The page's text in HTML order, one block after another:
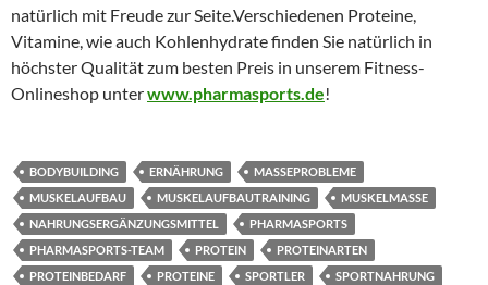
natürlich mit Freude zur Seite.Verschiedenen Proteine,
Vitamine, wie auch Kohlenhydrate finden Sie natürlich in
höchster Qualität zum besten Preis in unserem Fitness-
Onlineshop unterwww.pharmasports.de!
BODYBUILDING ERNÄHRUNG
MASSEPROBLEME
MUSKELAUFBAU
MUSKELAUFBAUTRAINING
MUSKELMASSE
NAHRUNGSERGÄNZUNGSMITTEL
PHARMASPORTS
PHARMASPORTS-TEAM
PROTEIN
PROTEINARTEN
PROTEINBEDARF
PROTEINE SPORTLER
SPORTNAHRUNG